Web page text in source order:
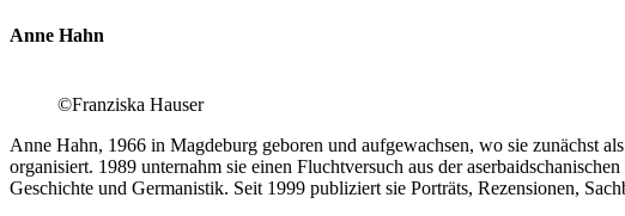
Anne Hahn
©Franziska Hauser
Anne Hahn, 1966 in Magdeburg geboren und aufgewachsen, wo sie zunächst
organisiert. 1989 unternahm sie einen Fluchtversuch aus der
Geschichte und Germanistik. Seit 1999 publiziert sie Porträts, Rezensionen,